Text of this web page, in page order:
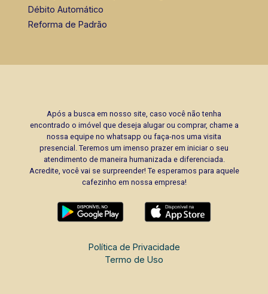
Débito Automático
Reforma de Padrão
Após a busca em nosso site, caso você não tenha
encontrado o imóvel que deseja alugar ou comprar, chame a
nossa equipe no whatsapp ou faça-nos uma visita
presencial. Teremos um imenso prazer em iniciar o seu
atendimento de maneira humanizada e diferenciada.
Acredite, você vai se surpreender! Te esperamos para aquele
cafezinho em nossa empresa!
Política de Privacidade
Termo de Uso